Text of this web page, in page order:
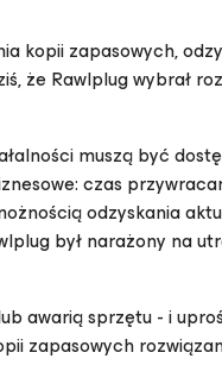
kopii zapasowych,
że Rawlplug wybrał
muszą być
czas
odzyskania
był narażony na
awarią sprzętu - i
zapasowych